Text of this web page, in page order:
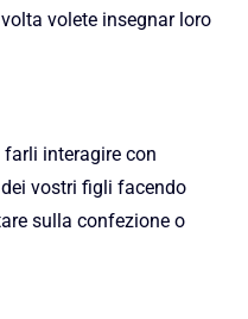
volete insegnar loro
interagire con
vostri figli facendo
sulla confezione o